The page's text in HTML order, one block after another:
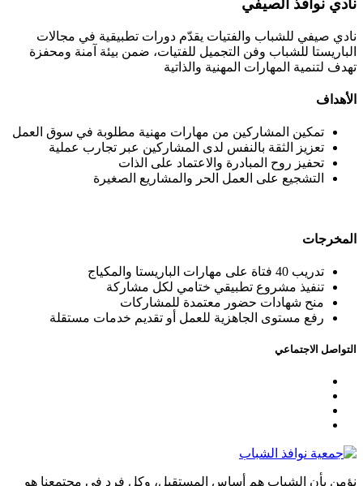
نادي نوافذ الصيفي
نادي صيفي للشباب والفتيات يقدّم دورات تطبيقية في مجالات
الباريستا للشباب وفن التجميل للفتيات، ضمن بيئة آمنة ومحفزة
تهدف لتنمية المهارات المهنية والذاتية
الأهداف
تمكين المشاركين من مهارات مهنية مطلوبة في سوق العمل
تعزيز الثقة بالنفس لدى المشاركين عبر تجارب عملية
تحفيز روح المبادرة والاعتماد على الذات
التشجيع على العمل الحر والمشاريع الصغيرة
المخرجات
تدريب 40 فتاة على مهارات الباريستا والمكياج
تنفيذ مشروع تطبيقي ختامي لكل مشاركة
منح شهادات حضور معتمدة للمشاركات
رفع مستوى الجاهزية للعمل أو تقديم خدمات مستقلة
التواصل الاجتماعي
نؤمن بأن الشباب هم أساس المستقبل، وكل فرد في مجتمعنا هو